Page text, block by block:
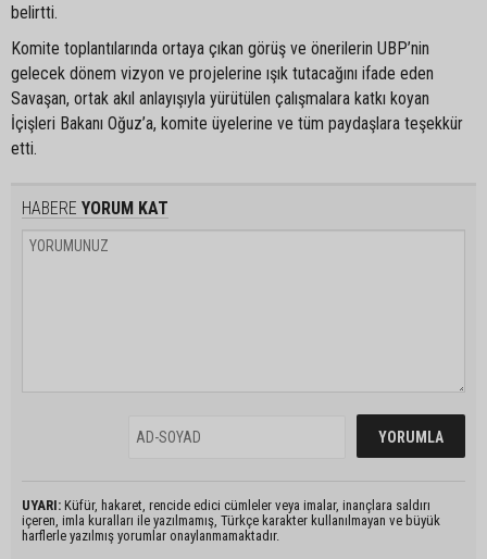
belirtti.
Komite toplantılarında ortaya çıkan görüş ve önerilerin UBP’nin
gelecek dönem vizyon ve projelerine ışık tutacağını ifade eden
Savaşan, ortak akıl anlayışıyla yürütülen çalışmalara katkı koyan
İçişleri Bakanı Oğuz’a, komite üyelerine ve tüm paydaşlara teşekkür
etti.
HABERE YORUM KAT
UYARI: Küfür, hakaret, rencide edici cümleler veya imalar, inançlara saldırı
içeren, imla kuralları ile yazılmamış, Türkçe karakter kullanılmayan ve büyük
harflerle yazılmış yorumlar onaylanmamaktadır.